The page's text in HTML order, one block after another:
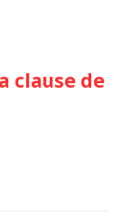
clause de